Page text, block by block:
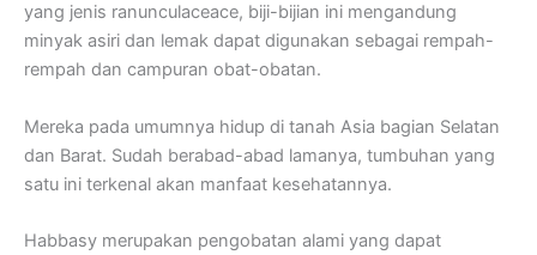
yang jenis ranunculaceace, biji-bijian ini mengandung
minyak asiri dan lemak dapat digunakan sebagai rempah-
rempah dan campuran obat-obatan.
Mereka pada umumnya hidup di tanah Asia bagian Selatan
dan Barat. Sudah berabad-abad lamanya, tumbuhan yang
satu ini terkenal akan manfaat kesehatannya.
Habbasy merupakan pengobatan alami yang dapat